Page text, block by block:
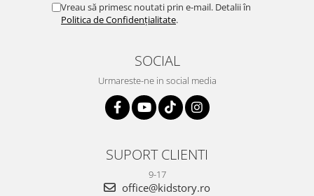
Vreau să primesc noutati prin e-mail. Detalii în
Politica de Confidențialitate.
SOCIAL
Urmareste-ne in social media
SUPORT CLIENTI
9-17
office@kidstory.ro